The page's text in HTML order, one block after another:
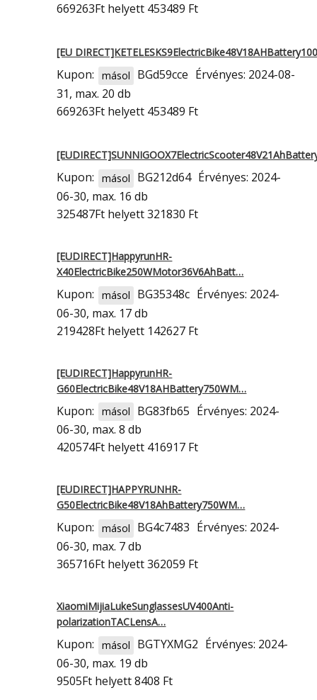
669263Ft helyett 453489 Ft
[EU
Kupon: másol BGd59cce Érvényes: 2024-08-
31, max. 20 db
669263Ft helyett 453489 Ft
Kupon: másol BG212d64 Érvényes: 2024-
06-30, max. 16 db
325487Ft helyett 321830 Ft
[EUDIRECT]HappyrunHR-
X40ElectricBike250WMotor36V6AhBatt…
Kupon: másol BG35348c Érvényes: 2024-
06-30, max. 17 db
219428Ft helyett 142627 Ft
[EUDIRECT]HappyrunHR-
G60ElectricBike48V18AHBattery750WM…
Kupon: másol BG83fb65 Érvényes: 2024-
06-30, max. 8 db
420574Ft helyett 416917 Ft
[EUDIRECT]HAPPYRUNHR-
G50ElectricBike48V18AhBattery750WM…
Kupon: másol BG4c7483 Érvényes: 2024-
06-30, max. 7 db
365716Ft helyett 362059 Ft
XiaomiMijiaLukeSunglassesUV400Anti-
polarizationTACLensA…
Kupon: másol BGTYXMG2 Érvényes: 2024-
06-30, max. 19 db
9505Ft helyett 8408 Ft